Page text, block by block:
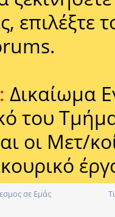
επιλέξτε
Δικαίωμα
του
οι Μετ/
σε Εμάς